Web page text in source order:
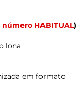
HABITUAL)
lona
em formato